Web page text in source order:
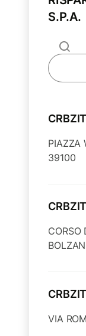
S.P.A.
PIAZZA
39100
CORSO
VIA